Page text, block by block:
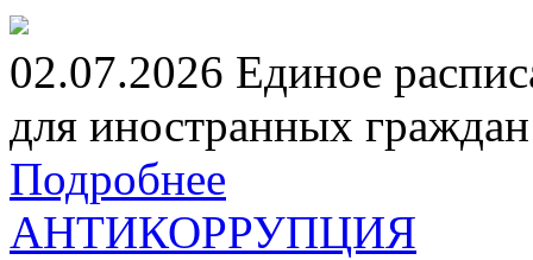
02.07.2026 Единое
для иностранных
Подробнее
АНТИКОРРУПЦИЯ